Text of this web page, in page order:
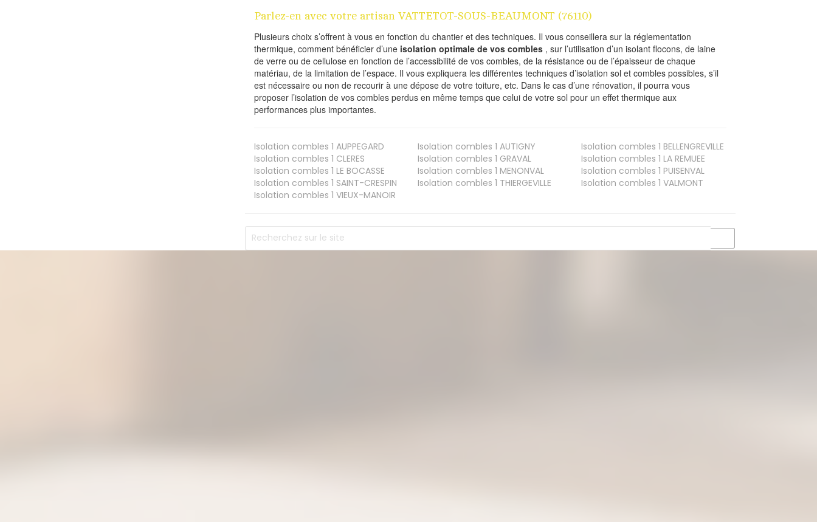
Parlez-en avec votre artisan VATTETOT-SOUS-BEAUMONT (76110)
Plusieurs choix s’offrent à vous en fonction du chantier et des techniques. Il vous conseillera sur la réglementation
thermique, comment bénéficier d’une isolation optimale de vos combles , sur l’utilisation d’un isolant flocons, de laine
de verre ou de cellulose en fonction de l’accessibilité de vos combles, de la résistance ou de l’épaisseur de chaque
matériau, de la limitation de l’espace. Il vous expliquera les différentes techniques d’isolation sol et combles possibles, s’il
est nécessaire ou non de recourir à une dépose de votre toiture, etc. Dans le cas d’une rénovation, il pourra vous
proposer l’isolation de vos combles perdus en même temps que celui de votre sol pour un effet thermique aux
performances plus importantes.
Isolation combles 1 AUPPEGARD Isolation combles 1 AUTIGNY Isolation combles 1 BELLENGREVILLE
Isolation combles 1 CLERES Isolation combles 1 GRAVAL Isolation combles 1 LA REMUEE
Isolation combles 1 LE BOCASSE Isolation combles 1 MENONVAL Isolation combles 1 PUISENVAL
Isolation combles 1 SAINT-CRESPIN Isolation combles 1 THIERGEVILLE Isolation combles 1 VALMONT
Isolation combles 1 VIEUX-MANOIR